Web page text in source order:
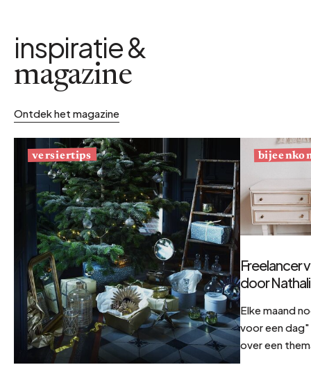
inspiratie &
magazine
Ontdek het magazine
versiertips
Freelancer
door
Elke maand
voor een
over een